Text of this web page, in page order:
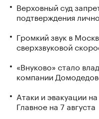
Верховный суд
подтверждения
Громкий звук в
сверхзвуковой
«Внуково» стало
компании
Атаки и эвакуации
Главное на 7 августа